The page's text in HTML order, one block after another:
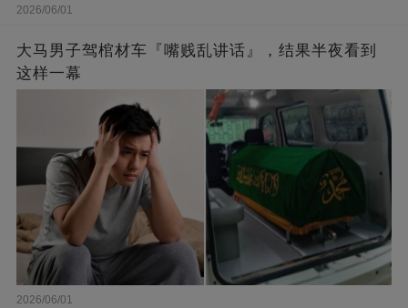
2026/06/01
大马男子驾棺材车『嘴贱乱讲话』，结果半夜看到
这样一幕
2026/06/01